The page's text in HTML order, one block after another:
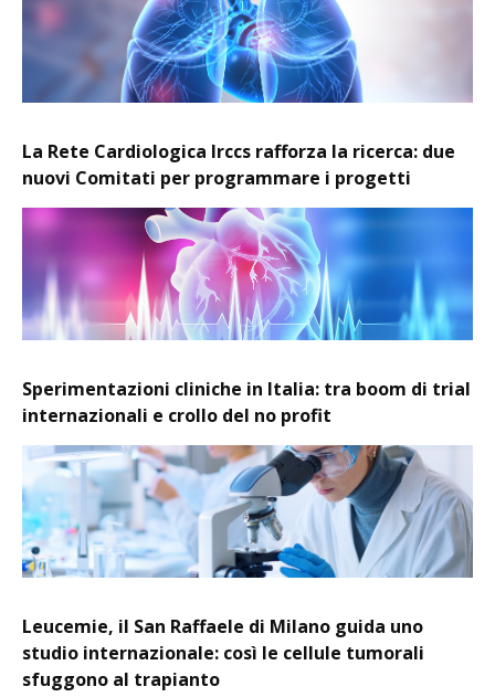
La Rete Cardiologica Irccs rafforza la ricerca: due
nuovi Comitati per programmare i progetti
Sperimentazioni cliniche in Italia: tra boom di trial
internazionali e crollo del no profit
Leucemie, il San Raffaele di Milano guida uno
studio internazionale: così le cellule tumorali
sfuggono al trapianto